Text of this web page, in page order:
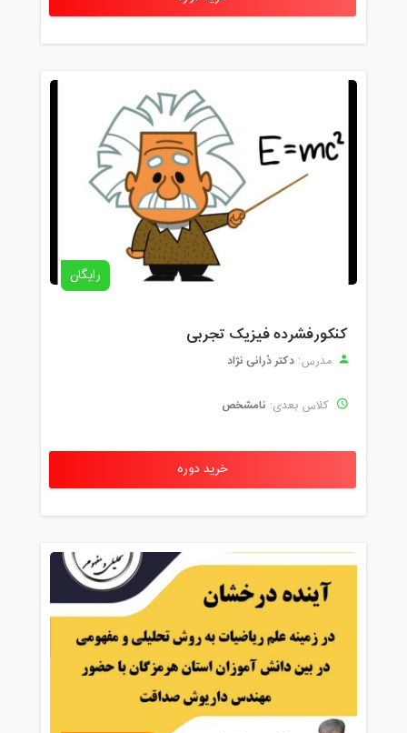
رایگان
کنکورفشرده فیزیک تجربی
مدرس: دکتر دُرانی نژاد
کلاس بعدی: نامشخص
خرید دوره